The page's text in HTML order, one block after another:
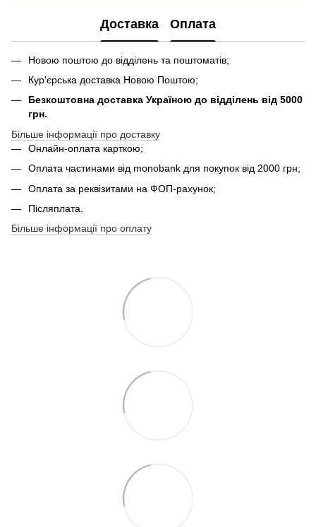
Доставка Оплата
Новою поштою до відділень та поштоматів;
Кур'єрська доставка Новою Поштою;
Безкоштовна доставка Україною до відділень від 5000
грн.
Більше інформації про доставку
Онлайн-оплата карткою;
Оплата частинами від monobank для покупок від 2000 грн;
Оплата за реквізитами на ФОП-рахунок;
Післяплата.
Більше інформації про оплату